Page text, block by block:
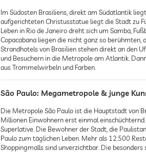
Im Südosten Brasiliens, direkt am Südatlantik
aufgerichteten Christusstatue liegt die Stadt zu
Leben in Rio de Janeiro dreht sich um Samba,
Copacabana liegen die nicht ganz so
Strandhotels von Brasilien stehen direkt an den
und Besuchern in die Metropole am Atlantik.
aus Trommelwirbeln und Farben.
São Paulo: Megametropole & junge
Die Metropole São Paulo ist die Hauptstadt von
Millionen Einwohnern erst einmal
Superlative. Die Bewohner der Stadt, die
Paulo zum täglichen Leben. Mehr als 12.500
Shoppingmalls sind unverzichtbar. Die